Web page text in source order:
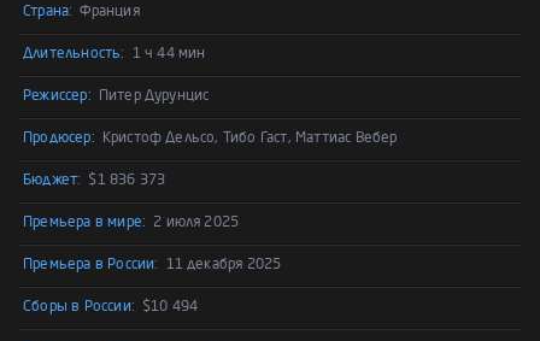
Страна: Франция
Длительность: 1 ч 44 мин
Режиссер: Питер Дурунцис
Продюсер: Кристоф Дельсо, Тибо Гаст, Маттиас Вебер
Бюджет: $1 836 373
Премьера в мире: 2 июля 2025
Премьера в России: 11 декабря 2025
Сборы в России: $10 494